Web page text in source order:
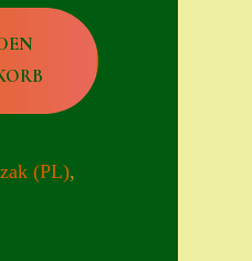
Seiten
Account
Comeback & Neuheiten
(PL),